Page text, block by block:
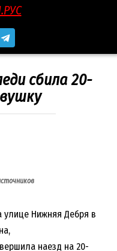
сбила 20-
улице Нижняя Дебря в
наезд на 20-